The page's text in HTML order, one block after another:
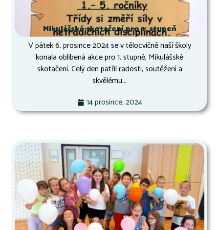
Mikulášské skotačení pro 1. stupeň
V pátek 6. prosince 2024 se v tělocvičně naší školy
konala oblíbená akce pro 1. stupně, Mikulášské
skotačení. Celý den patřil radosti, soutěžení a
skvělému...
14 prosince, 2024